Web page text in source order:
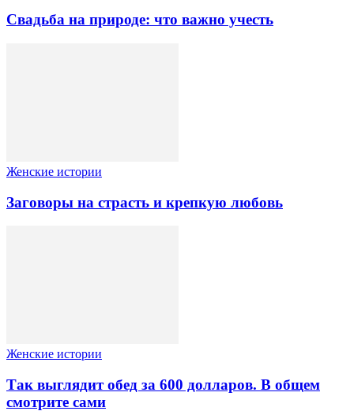
Свадьба на природе: что важно учесть
Женские истории
Заговоры на страсть и крепкую любовь
Женские истории
Так выглядит обед за 600 долларов. В общем
смотрите сами